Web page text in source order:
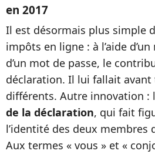
en 2017
Il est désormais plus simple
impôts en ligne : à l’aide
d’un mot de passe, le
déclaration. Il lui fallait
différents. Autre innovation :
de la déclaration, qui fait
l’identité des deux membres
Aux termes « vous » et «